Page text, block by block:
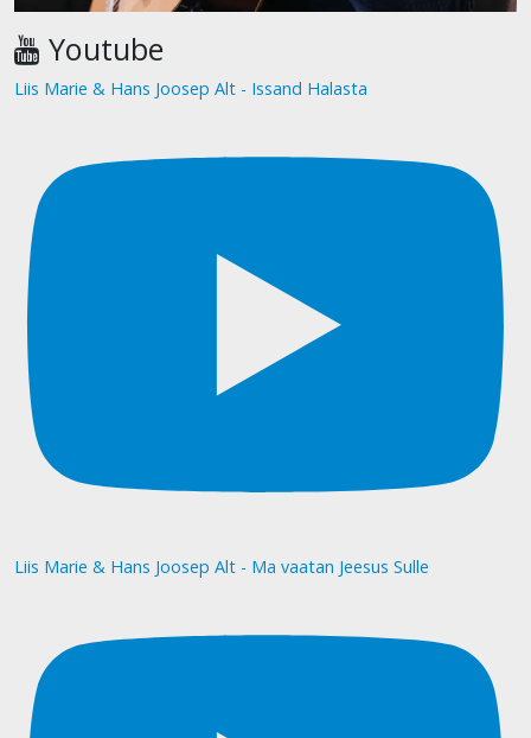
Youtube
Liis Marie & Hans Joosep Alt - Issand Halasta
Liis Marie & Hans Joosep Alt - Ma vaatan Jeesus Sulle